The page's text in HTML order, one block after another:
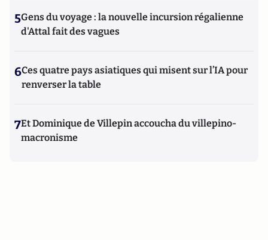
5Gens du voyage : la nouvelle incursion régalienne
d'Attal fait des vagues
6Ces quatre pays asiatiques qui misent sur l’IA pour
renverser la table
7Et Dominique de Villepin accoucha du villepino-
macronisme